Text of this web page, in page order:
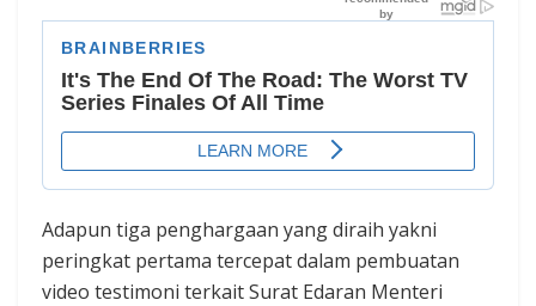
Adapun tiga penghargaan yang diraih yakni
peringkat pertama tercepat dalam pembuatan
video testimoni terkait Surat Edaran Menteri